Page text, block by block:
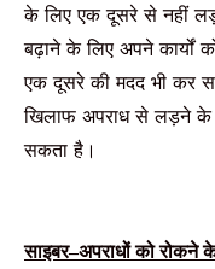
के लिए एक दूसरे से नहीं
बढ़ाने के लिए अपने कार्यों
एक दूसरे की मदद भी कर
खिलाफ अपराध से लड़ने के
सकता है।
साइबर–अपराधों को रोकने